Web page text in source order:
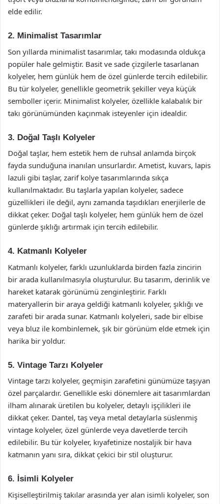
elde edilir.
2. Minimalist Tasarımlar
Son yıllarda minimalist tasarımlar, takı modasında oldukça
popüler hale gelmiştir. Basit ve sade çizgilerle tasarlanan
kolyeler, hem günlük hem de özel günlerde tercih edilebilir.
Bu tür kolyeler, genellikle geometrik şekiller veya küçük
semboller içerir. Minimalist kolyeler, özellikle kalabalık bir
takı görünümünden kaçınmak isteyenler için idealdir.
3. Doğal Taşlı Kolyeler
Doğal taşlar, hem estetik hem de ruhsal anlamda birçok
fayda sunduğuna inanılan unsurlardır. Ametist, kuvars, lapis
lazuli gibi taşlar, zarif kolye tasarımlarında sıkça
kullanılmaktadır. Bu taşlarla yapılan kolyeler, sadece
güzellikleri ile değil, aynı zamanda taşıdıkları enerjilerle de
dikkat çeker. Doğal taşlı kolyeler, hem günlük hem de özel
günlerde şıklığı artırmak için tercih edilebilir.
4. Katmanlı Kolyeler
Katmanlı kolyeler, farklı uzunluklarda birden fazla zincirin
bir arada kullanılmasıyla oluşturulur. Bu tasarım, derinlik ve
hareket katarak görünümü zenginleştirir. Farklı
materyallerin bir araya geldiği katmanlı kolyeler, şıklığı ve
zarafeti bir arada sunar. Katmanlı kolyeleri, sade bir elbise
veya bluz ile kombinlemek, şık bir görünüm elde etmek için
harika bir yoldur.
5. Vintage Tarzı Kolyeler
Vintage tarzı kolyeler, geçmişin zarafetini günümüze taşıyan
özel parçalardır. Genellikle eski dönemlere ait tasarımlardan
ilham alınarak üretilen bu kolyeler, detaylı işçilikleri ile
dikkat çeker. Dantel, taş veya metal detaylarla süslenmiş
vintage kolyeler, özel günlerde veya davetlerde tercih
edilebilir. Bu tür kolyeler, kıyafetinize nostaljik bir hava
katmanın yanı sıra, dikkat çekici bir stil oluşturur.
6. İsimli Kolyeler
Kişiselleştirilmiş takılar arasında yer alan isimli kolyeler, son